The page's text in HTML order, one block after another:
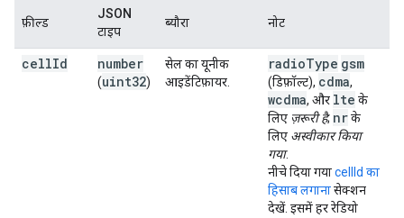
फ़ील्ड
JSON
टाइप
ब्यौरा नोट
cellId number
(uint32)
सेल का यूनीक
आइडेंटिफ़ायर.
radioType gsm
(डिफ़ॉल्ट), cdma,
wcdma, और lte के
लिए ज़रूरी है; nrके
लिए अस्वीकार किया
गया.
नीचे दिया गयाcellId का
हिसाब लगानासेक्शन
देखें. इसमें हर रेडियो